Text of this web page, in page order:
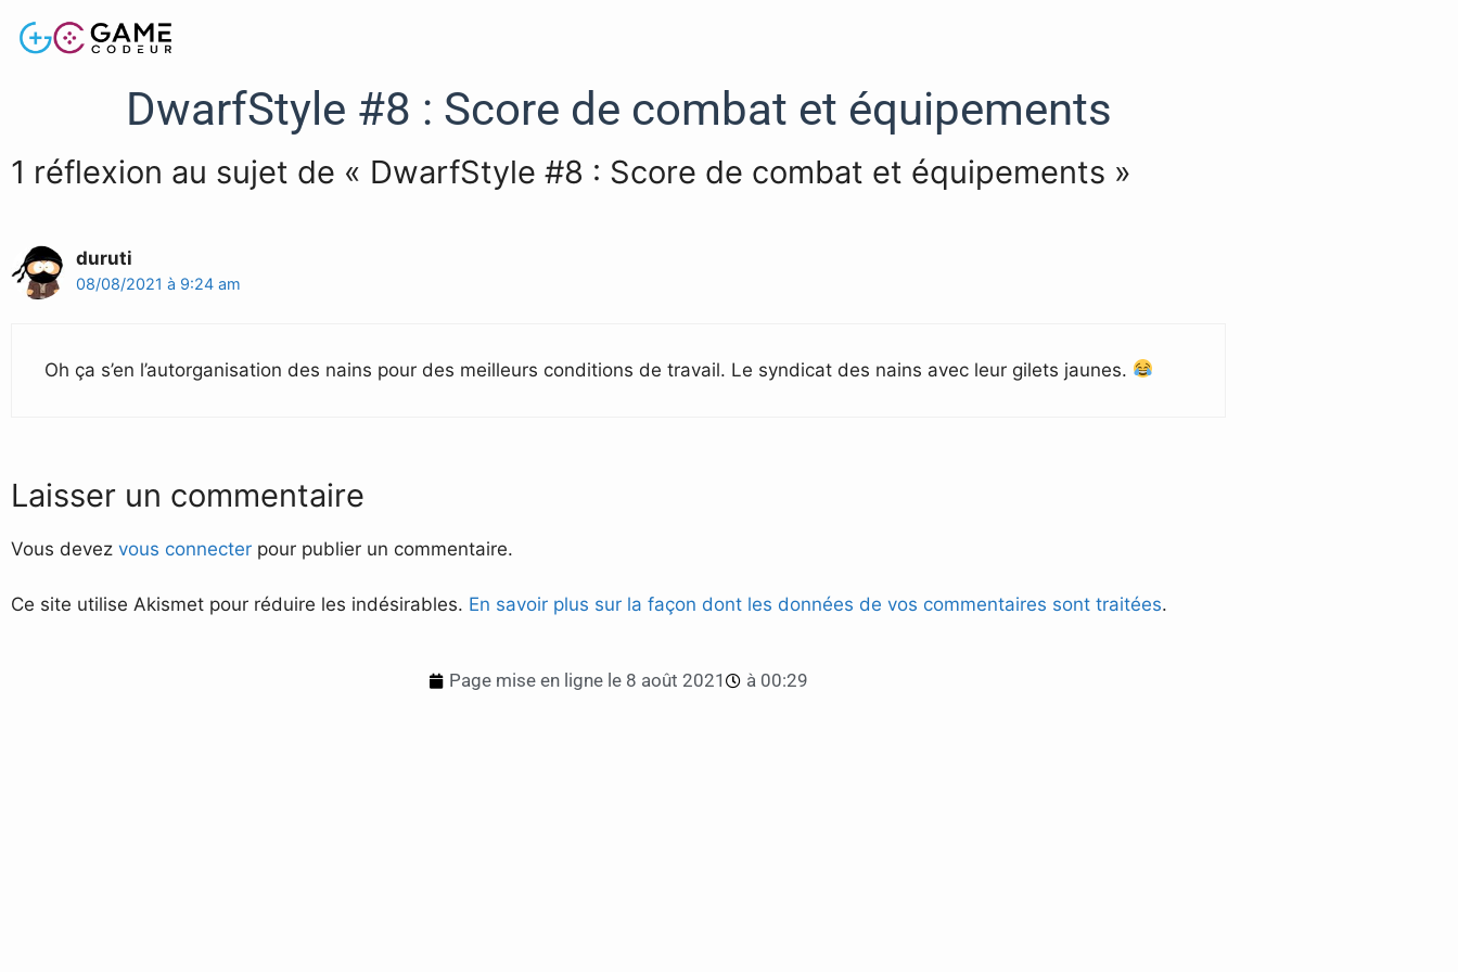
DwarfStyle #8 : Score de combat et équipements
1 réflexion au sujet de « DwarfStyle #8 : Score de combat et équipements »
duruti
08/08/2021 à 9:24 am
Oh ça s’en l’autorganisation des nains pour des meilleurs conditions de travail. Le syndicat des nains avec leur gilets jaunes.
Laisser un commentaire
Vous devez vous connecter pour publier un commentaire.
Ce site utilise Akismet pour réduire les indésirables. En savoir plus sur la façon dont les données de vos commentaires sont traitées.
Page mise en ligne le 8 août 2021 à 00:29